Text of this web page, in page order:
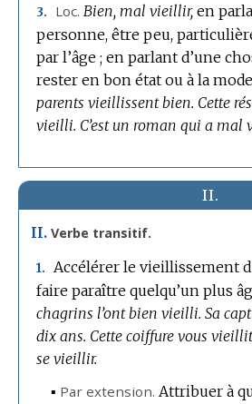
3. Loc. Bien, mal vieillir, en
personne, être peu,
par l’âge ; en parlant d’une
rester en bon état ou à la
parents vieillissent bien. Cette
vieilli. C’est un roman qui a mal
II.
II. Verbe transitif.
1. Accélérer le vieillissement
faire paraître quelqu’un plus
chagrins l’ont bien vieilli. Sa
dix ans. Cette coiffure vous
se vieillir.
▪ Par extension. Attribuer à